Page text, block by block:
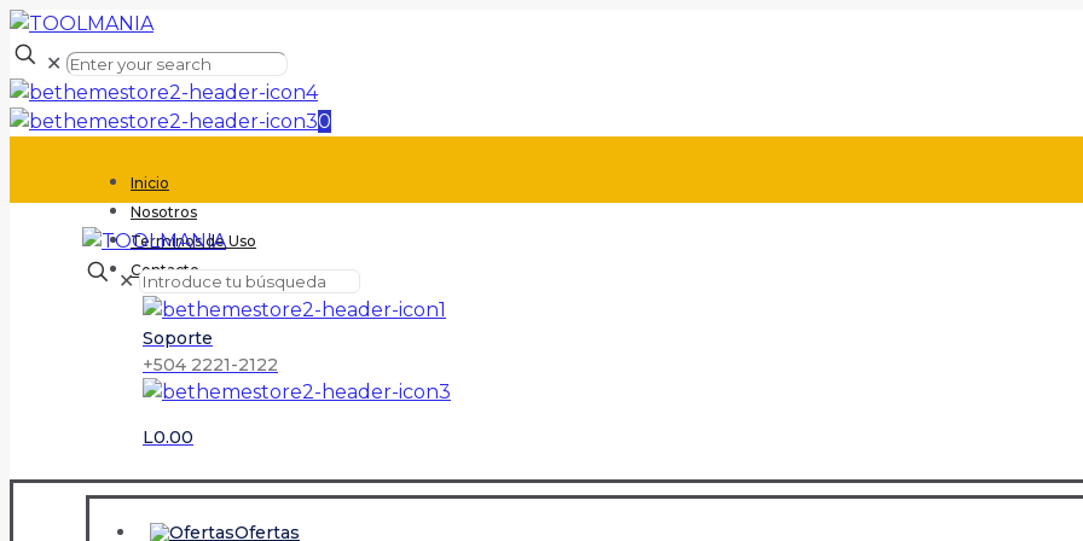
✕
0
Inicio
Nosotros
Terminos de Uso
Contacto
✕
Soporte
+504 2221-2122
L0.00
Ofertas